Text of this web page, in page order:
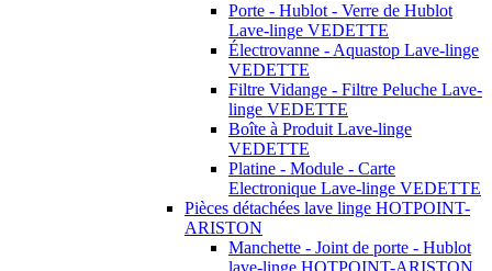
Porte - Hublot - Verre de Hublot
Lave-linge VEDETTE
Électrovanne - Aquastop Lave-linge
VEDETTE
Filtre Vidange - Filtre Peluche Lave-
linge VEDETTE
Boîte à Produit Lave-linge
VEDETTE
Platine - Module - Carte
Electronique Lave-linge VEDETTE
Pièces détachées lave linge HOTPOINT-
ARISTON
Manchette - Joint de porte - Hublot
lave-linge HOTPOINT-ARISTON